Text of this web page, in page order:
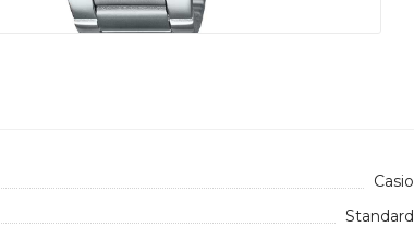
Casio
Standard